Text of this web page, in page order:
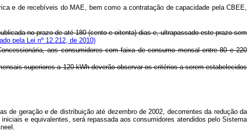
e de recebíveis do MAE, bem como a contratação de capacidade pela CBEE,
no prazo de até 180 (cento e oitenta) dias e, ultrapassado este prazo sem
pela Lei nº 12.212, de 2010)
aos consumidores com faixa de consumo mensal entre 80 e 220
superiores a 120 kWh deverão observar os critérios a serem estabelecidos
geração e de distribuição até dezembro de 2002, decorrentes da redução da
e equivalentes, será repassada aos consumidores atendidos pelo Sistema